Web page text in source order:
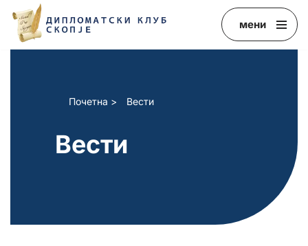
Skip
to
мени
Почетна > Вести
Вести